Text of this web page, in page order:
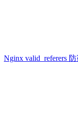
Nginx valid_referers